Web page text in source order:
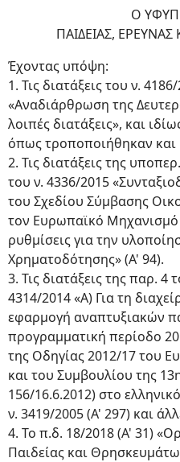
Ο
ΠΑΙΔΕΙΑΣ,
Έχοντας υπόψη:
1. Τις διατάξεις του ν.
«Αναδιάρθρωση της
λοιπές διατάξεις», και
όπως τροποποιήθηκαν και
2. Τις διατάξεις της
του ν. 4336/2015
του Σχεδίου Σύμβασης
τον Ευρωπαϊκό Μηχανισμό
ρυθμίσεις για την
Χρηματοδότησης» (Α' 94).
3. Τις διατάξεις της παρ. 4
4314/2014 «Α) Για τη
εφαρμογή αναπτυξιακών
προγραμματική περίοδο
της Οδηγίας 2012/17 του
και του Συμβουλίου της
156/16.6.2012) στο
ν. 3419/2005 (Α' 297) και
4. Το π.δ. 18/2018 (Α' 31)
Παιδείας και